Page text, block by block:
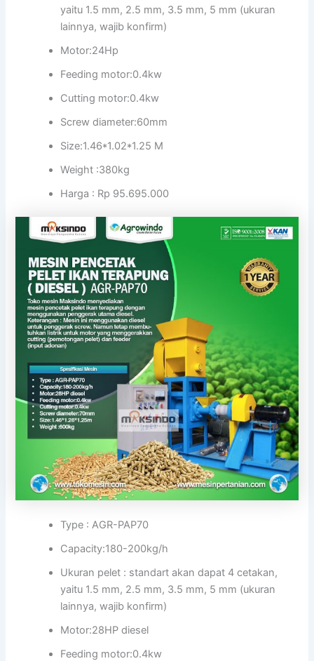
yaitu 1.5 mm, 2.5 mm, 3.5 mm, 5 mm (ukuran
lainnya, wajib konfirm)
Motor:24Hp
Feeding motor:0.4kw
Cutting motor:0.4kw
Screw diameter:60mm
Size:1.46*1.02*1.25 M
Weight :380kg
Harga : Rp 95.695.000
Type : AGR-PAP70
Capacity:180-200kg/h
Ukuran pelet : standart akan dapat 4 cetakan,
yaitu 1.5 mm, 2.5 mm, 3.5 mm, 5 mm (ukuran
lainnya, wajib konfirm)
Motor:28HP diesel
Feeding motor:0.4kw